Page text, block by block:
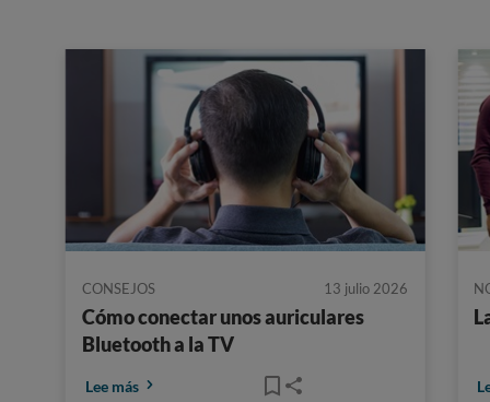
CONSEJOS 13 julio 2026
Cómo conectar unos auriculares
Bluetooth a la TV
Lee más